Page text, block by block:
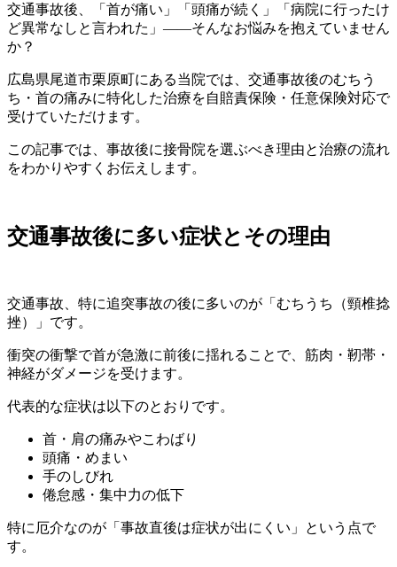
交通事故後、「首が痛い」「頭痛が続く」「病院に行ったけ
ど異常なしと言われた」――そんなお悩みを抱えていません
か？
広島県尾道市栗原町にある当院では、交通事故後のむちう
ち・首の痛みに特化した治療を自賠責保険・任意保険対応で
受けていただけます。
この記事では、事故後に接骨院を選ぶべき理由と治療の流れ
をわかりやすくお伝えします。
交通事故後に多い症状とその理由
交通事故、特に追突事故の後に多いのが「むちうち（頸椎捻
挫）」です。
衝突の衝撃で首が急激に前後に揺れることで、筋肉・靭帯・
神経がダメージを受けます。
代表的な症状は以下のとおりです。
首・肩の痛みやこわばり
頭痛・めまい
手のしびれ
倦怠感・集中力の低下
特に厄介なのが「事故直後は症状が出にくい」という点で
す。